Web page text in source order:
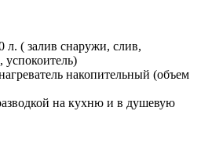
л. ( залив снаружи, слив,
успокоитель)
накопительный (объем
на кухню и в душевую